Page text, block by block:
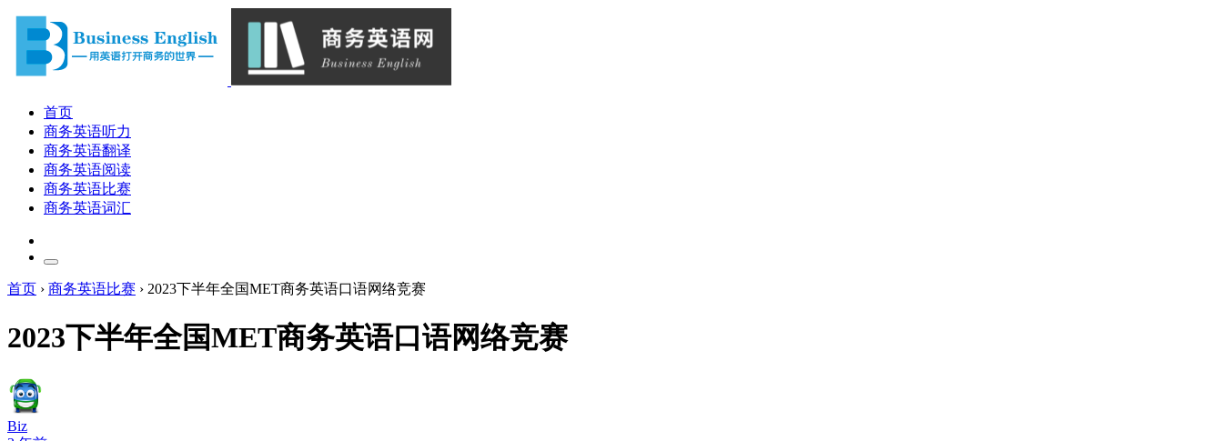
首页
商务英语听力
商务英语翻译
商务英语阅读
商务英语比赛
商务英语词汇
首页 › 商务英语比赛 › 2023下半年全国MET商务英语口语网络竞赛
2023下半年全国MET商务英语口语网络竞赛
Biz